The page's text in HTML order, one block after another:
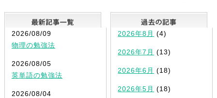
最新記事一覧
2026/08/09
物理の勉強法
2026/08/05
英単語の勉強法
2026/08/04
2026年8月 (4)
2026年7月 (13)
2026年6月 (18)
2026年5月 (18)